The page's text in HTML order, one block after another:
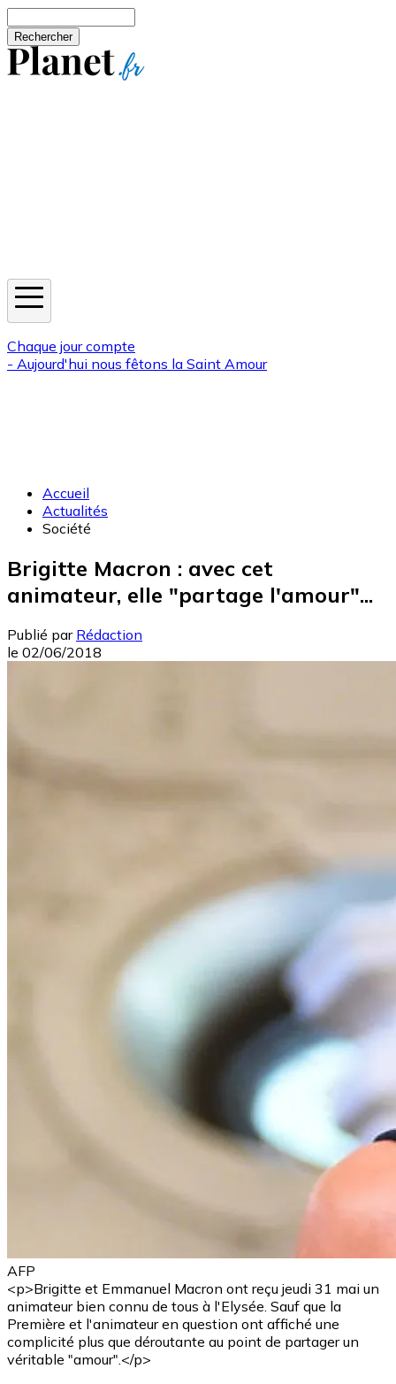
Chaque jour compte
- Aujourd'hui nous fêtons la Saint Amour
Accueil
Actualités
Société
Brigitte Macron : avec cet
animateur, elle "partage l'amour"...
Publié par Rédaction
le 02/06/2018
AFP
<p>Brigitte et Emmanuel Macron ont reçu jeudi 31 mai un
animateur bien connu de tous à l'Elysée. Sauf que la
Première et l'animateur en question ont affiché une
complicité plus que déroutante au point de partager un
véritable "amour".</p>